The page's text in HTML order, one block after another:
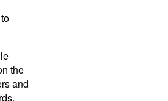
to
the
and